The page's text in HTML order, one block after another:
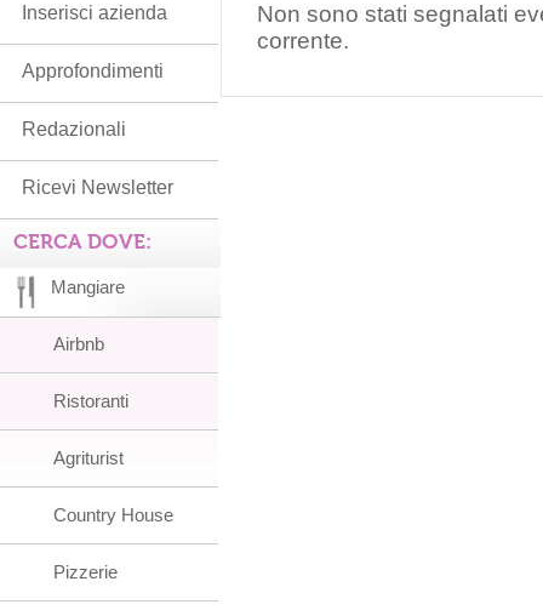
Non sono stati segnalati
corrente.
Inserisci azienda
Approfondimenti
Redazionali
Ricevi Newsletter
CERCA DOVE:
Mangiare
Airbnb
Ristoranti
Agriturist
Country House
Pizzerie